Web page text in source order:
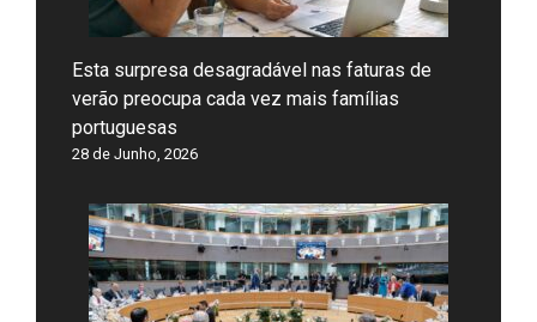
Esta surpresa desagradável nas faturas de
verão preocupa cada vez mais famílias
portuguesas
28 de Junho, 2026